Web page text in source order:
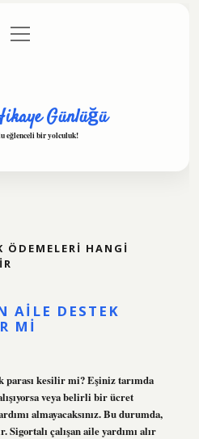
Politikası
menüyü
aç
Günlüğü
eğlenceli bir yolculuk!
ÖDEMELERI HANGI
AILE DESTEK
MI
parası kesilir mi? Eşiniz tarımda
veya belirli bir ücret
almayacaksınız. Bu durumda,
Sigortalı çalışan aile yardımı alır